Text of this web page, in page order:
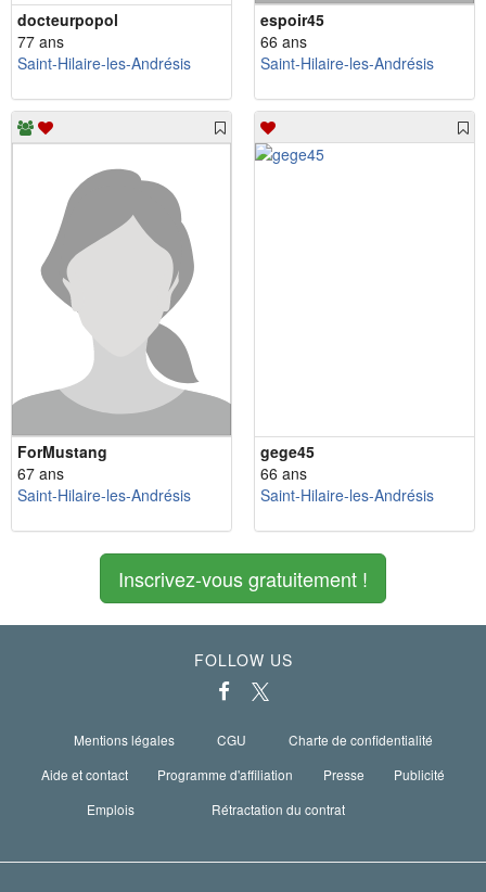
docteurpopol
77 ans
Saint-Hilaire-les-Andrésis
espoir45
66 ans
Saint-Hilaire-les-Andrésis
ForMustang
67 ans
Saint-Hilaire-les-Andrésis
gege45
66 ans
Saint-Hilaire-les-Andrésis
Inscrivez-vous gratuitement !
FOLLOW US
Mentions légales CGU
Charte de confidentialité
Aide et contact
Programme d'affiliation Presse
Publicité
Emplois
Rétractation du contrat